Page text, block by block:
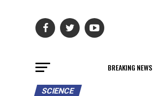
BREAKING NEWS
SCIENCE